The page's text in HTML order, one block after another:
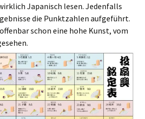
Japanisch lesen. Jedenfalls
die Punktzahlen aufgeführt.
schon eine hohe Kunst, vom